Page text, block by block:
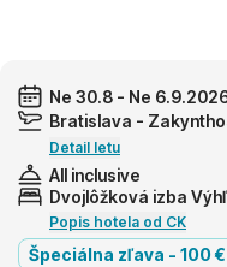
Ne 30.8 - Ne
Bratislava -
Detail letu
All inclusive
Dvojlôžková izba
Popis hotela od CK
Špeciálna zľava - 100 €